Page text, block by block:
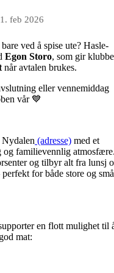
feb 2026
ved å spise ute? Hasle-
Egon Storo, som gir
når avtalen brukes.
eller vennemiddag
vår 💙
(adresse) med et
og familievennlig
og tilbyr alt fra lunsj
for både store og små
en flott mulighet til
mat: